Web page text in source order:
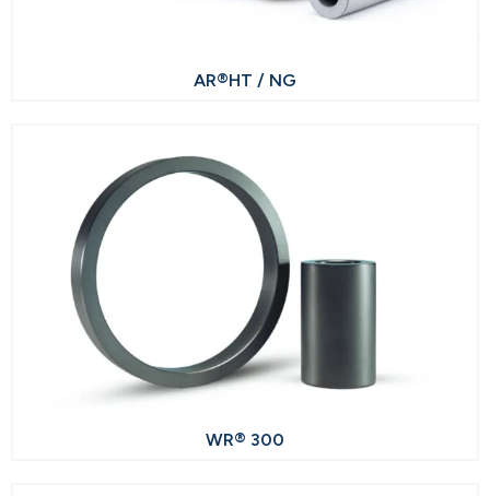
AR®HT / NG
WR® 300